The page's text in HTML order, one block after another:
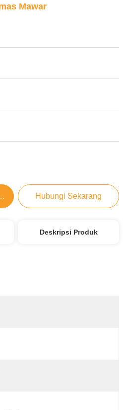
Mawar
Hubungi Sekarang
Deskripsi Produk